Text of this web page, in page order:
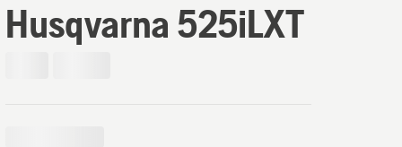
Husqvarna 525iLXT